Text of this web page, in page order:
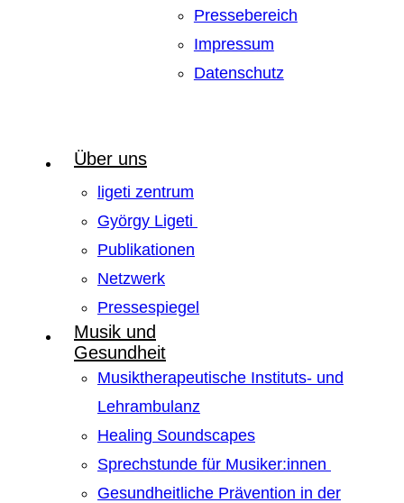
Pressebereich
Impressum
Datenschutz
Über uns
ligeti zentrum
György Ligeti
Publikationen
Netzwerk
Pressespiegel
Musik und
Gesundheit
Musiktherapeutische Instituts- und
Lehrambulanz
Healing Soundscapes
Sprechstunde für Musiker:innen
Gesundheitliche Prävention in der